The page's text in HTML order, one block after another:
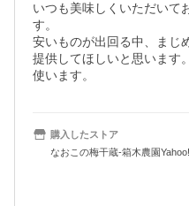
いつも美味しくいただいて
す。
安いものが出回る中、まじ
提供してほしいと思います
使います。
購入したストア
なおこの梅干蔵-箱木農園